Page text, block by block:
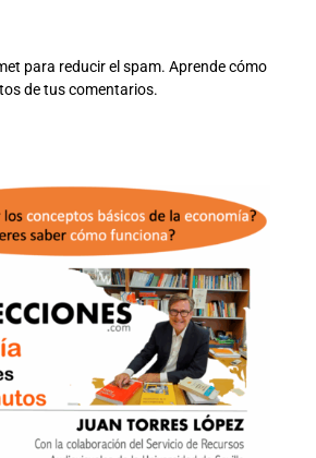
para reducir el spam. Aprende cómo
de tus comentarios.